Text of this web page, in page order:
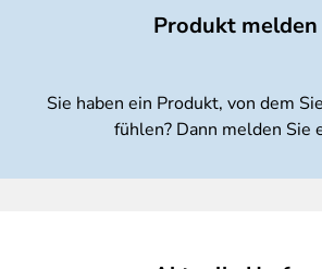
Produkt melden
Sie haben ein Produkt, von dem
fühlen? Dann melden Sie